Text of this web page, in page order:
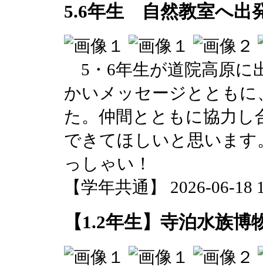
5.6年生 自然教室へ出
5・6年生が道院高原に
かいメッセージととも
た。仲間とともに協力
できてほしいと思いま
っしゃい！
【学年共通】 2026-06-18
【1.2年生】寺泊水族